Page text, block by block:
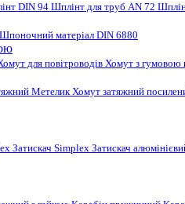
DIN 94 Шплінт для труб AN 72
Шпоночний матеріал DIN 6880
для повітроводів Хомут з гумовою
МетеликХомут затяжний
Затискач Simplex Затискач